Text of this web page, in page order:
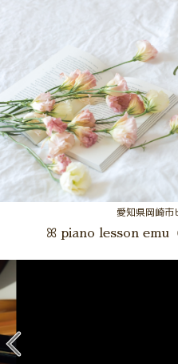
愛知県岡崎市
ꕤ piano lesson emu